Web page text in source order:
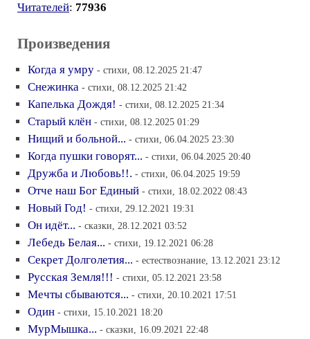
Читателей: 77936
Произведения
Когда я умру - стихи, 08.12.2025 21:47
Снежинка - стихи, 08.12.2025 21:42
Капелька Дождя! - стихи, 08.12.2025 21:34
Старый клён - стихи, 08.12.2025 01:29
Нищий и больной... - стихи, 06.04.2025 23:30
Когда пушки говорят... - стихи, 06.04.2025 20:40
Дружба и Любовь!!. - стихи, 06.04.2025 19:59
Отче наш Бог Единый - стихи, 18.02.2022 08:43
Новый Год! - стихи, 29.12.2021 19:31
Он идёт... - сказки, 28.12.2021 03:52
Лебедь Белая... - стихи, 19.12.2021 06:28
Секрет Долголетия... - естествознание, 13.12.2021 23:12
Русская Земля!!! - стихи, 05.12.2021 23:58
Мечты сбываются... - стихи, 20.10.2021 17:51
Один - стихи, 15.10.2021 18:20
МурМышка... - сказки, 16.09.2021 22:48